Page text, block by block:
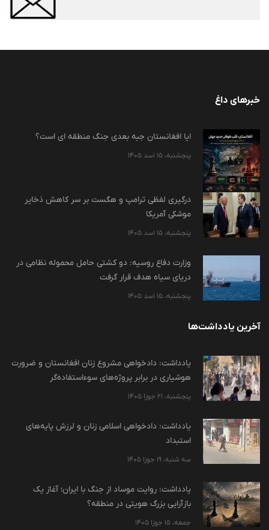
خبرهای داغ
ایا افغانستان جبه بعدی جنگ منطقه ای است؟
پنجشنبه، 15 اسد 1405
درگیری لفظی ترامپ و هگست بر سر کاهش ذخایر
موشکی آمریکا
پنجشنبه، 15 اسد 1405
وزارت دفاع روسیه: دو کشتی حامل محموله نظامی در
دریای سیاه هدف قرار گرفت
پنجشنبه، 15 اسد 1405
آخرین یادداشت‌ها
یادداشت: دادخواهی مشروع زنان افغانستان و ضرورت
هوشیاری در برابر پروژه‌های سوءاستفاده‌گر
پنجشنبه، 21 جوزا 1405
یادداشت: دادخواهی اسلامی زنان و لرزش پایه‌های
استبداد
سه شنبه، 19 جوزا 1405
یادداشت: روایت موساد از جنگ با ایران؛ آغاز یک
بازآرایی بزرگ هویتی در منطقه؟
جمعه، 15 جوزا 1405